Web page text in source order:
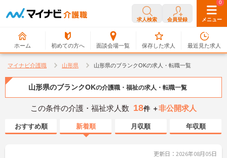
求人検索 会員登録 メニュー
ホーム 初めての方へ 面談会場一覧
0
保存した求人
0
最近見た求人
マイナビ介護職 山形県 山形県のブランクOKの求人・転職一覧
山形県のブランクOKの介護職・福祉の求人・転職一覧
この条件の介護・福祉求人数 18件 ＋非公開求人
おすすめ順 新着順 月収順 年収順
更新日：2026年08月05日